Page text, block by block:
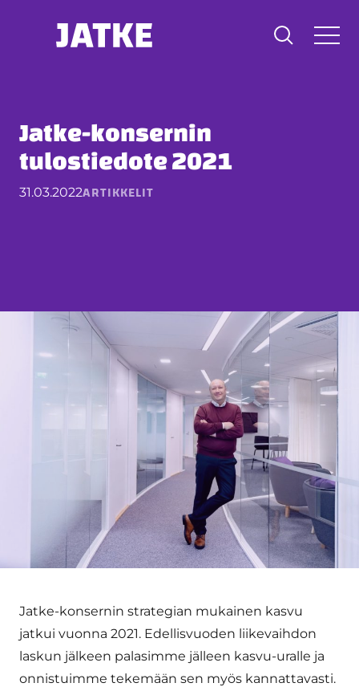
Jatke-konsernin
tulostiedote 2021
31.03.2022ARTIKKELIT
Jatke-konsernin strategian mukainen kasvu
jatkui vuonna 2021. Edellisvuoden liikevaihdon
laskun jälkeen palasimme jälleen kasvu-uralle ja
onnistuimme tekemään sen myös kannattavasti.